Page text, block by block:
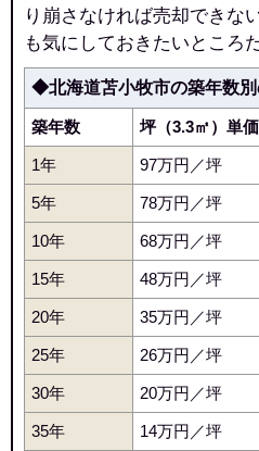
住所 北海道苫小牧市青葉
交通 青葉駅（5分）
相場
340万円～440
(4.5万円/㎡~5.8万円
マンション
無料一括査
青葉マンションF棟
住所 北海道苫小牧市青葉
交通 苫小牧駅（5分）、
相場
240万円～340
(3.1万円/㎡~4.4万円/
り崩さなければ売却できな
も気にしておきたいところだ
◆北海道苫小牧市の築年数
築年数 坪（3.3㎡）単価
1年 97万円／坪
5年 78万円／坪
10年 68万円／坪
15年 48万円／坪
20年 35万円／坪
25年 26万円／坪
30年 20万円／坪
35年 14万円／坪